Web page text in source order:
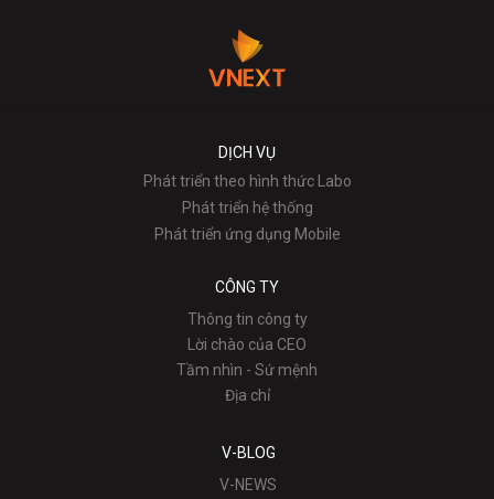
DỊCH VỤ
Phát triển theo hình thức Labo
Phát triển hệ thống
Phát triển ứng dụng Mobile
CÔNG TY
Thông tin công ty
Lời chào của CEO
Tầm nhìn - Sứ mệnh
Địa chỉ
V-BLOG
V-NEWS